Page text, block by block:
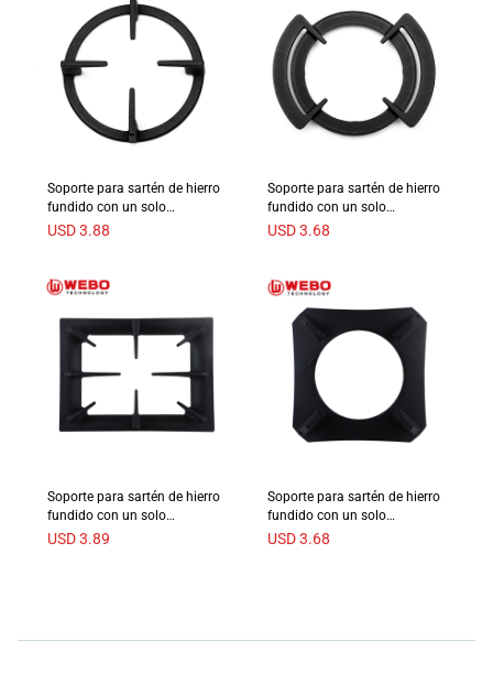
Soporte para sartén de hierro
fundido con un solo
quemador
USD 3.88
Soporte para sartén de hierro
fundido con un solo
quemador
USD 3.68
Soporte para sartén de hierro
fundido con un solo
quemador
USD 3.89
Soporte para sartén de hierro
fundido con un solo
quemador
USD 3.68